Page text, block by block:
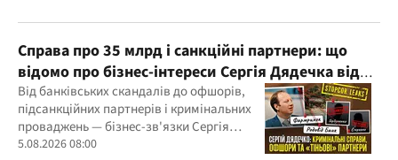
Справа про 35 млрд і санкційні партнери: що
відомо про бізнес-інтереси Сергія Дядечка від
"Родовід Банку" до "ФАРМАСЕЛ"
Від банківських скандалів до офшорів,
підсанкційних партнерів і кримінальних
проваджень — бізнес-зв'язки Сергія
Дядечка й досі простягаються через
5.08.2026 08:00